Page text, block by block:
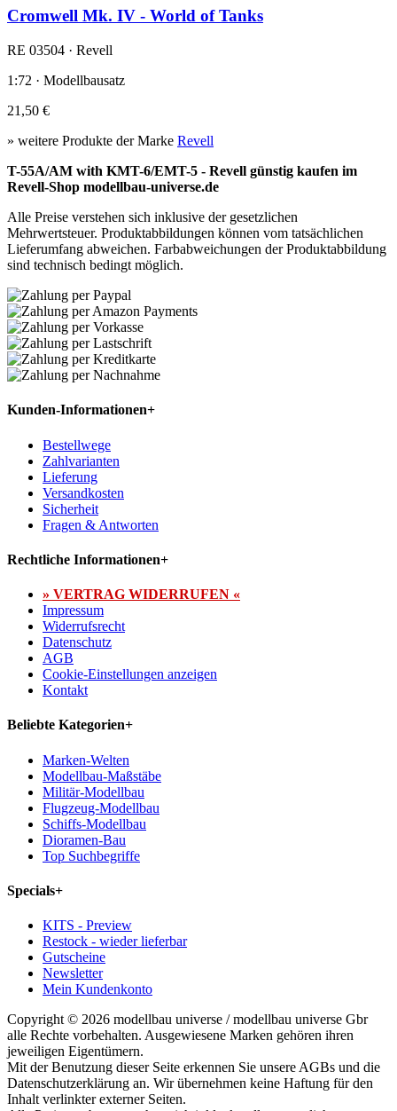
Cromwell Mk. IV - World of Tanks
RE 03504 · Revell
1:72 · Modellbausatz
21,50 €
» weitere Produkte der Marke Revell
T-55A/AM with KMT-6/EMT-5 - Revell günstig kaufen im
Revell-Shop modellbau-universe.de
Alle Preise verstehen sich inklusive der gesetzlichen
Mehrwertsteuer. Produktabbildungen können vom tatsächlichen
Lieferumfang abweichen. Farbabweichungen der Produktabbildung
sind technisch bedingt möglich.
Kunden-Informationen+
Bestellwege
Zahlvarianten
Lieferung
Versandkosten
Sicherheit
Fragen & Antworten
Rechtliche Informationen+
» VERTRAG WIDERRUFEN «
Impressum
Widerrufsrecht
Datenschutz
AGB
Cookie-Einstellungen anzeigen
Kontakt
Beliebte Kategorien+
Marken-Welten
Modellbau-Maßstäbe
Militär-Modellbau
Flugzeug-Modellbau
Schiffs-Modellbau
Dioramen-Bau
Top Suchbegriffe
Specials+
KITS - Preview
Restock - wieder lieferbar
Gutscheine
Newsletter
Mein Kundenkonto
Copyright © 2026 modellbau universe / modellbau universe Gbr
alle Rechte vorbehalten. Ausgewiesene Marken gehören ihren
jeweiligen Eigentümern.
Mit der Benutzung dieser Seite erkennen Sie unsere AGBs und die
Datenschutzerklärung an. Wir übernehmen keine Haftung für den
Inhalt verlinkter externer Seiten.